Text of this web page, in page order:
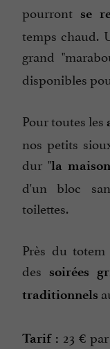
pourront se
temps chaud.
grand
disponibles
Pour toutes les
nos petits
dur "la
d'un bloc
toilettes.
Près du
des soirées
traditionnels
Tarif : 23 €